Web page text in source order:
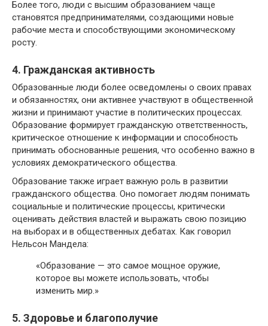
Более того, люди с высшим образованием чаще
становятся предпринимателями, создающими новые
рабочие места и способствующими экономическому
росту.
4. Гражданская активность
Образованные люди более осведомлены о своих правах
и обязанностях, они активнее участвуют в общественной
жизни и принимают участие в политических процессах.
Образование формирует гражданскую ответственность,
критическое отношение к информации и способность
принимать обоснованные решения, что особенно важно в
условиях демократического общества.
Образование также играет важную роль в развитии
гражданского общества. Оно помогает людям понимать
социальные и политические процессы, критически
оценивать действия властей и выражать свою позицию
на выборах и в общественных дебатах. Как говорил
Нельсон Мандела:
«Образование — это самое мощное оружие,
которое вы можете использовать, чтобы
изменить мир.»
5. Здоровье и благополучие